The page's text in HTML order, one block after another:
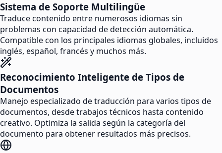
Sistema de Soporte Multilingüe
Traduce contenido entre numerosos idiomas sin
problemas con capacidad de detección automática.
Compatible con los principales idiomas globales, incluidos
inglés, español, francés y muchos más.
Reconocimiento Inteligente de Tipos de
Documentos
Manejo especializado de traducción para varios tipos de
documentos, desde trabajos técnicos hasta contenido
creativo. Optimiza la salida según la categoría del
documento para obtener resultados más precisos.